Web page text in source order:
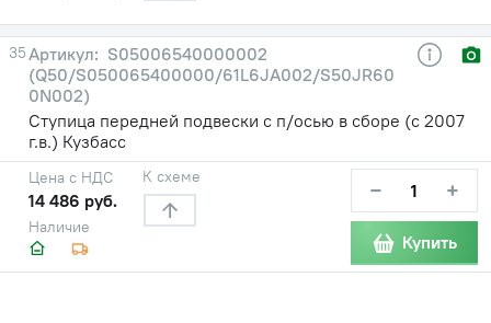
35
S05006540000002
(Q50/S050065400000/61L6JA002/S50JR60
0N002)
Ступица передней подвески с п/осью в сборе (с 2007
г.в.) Кузбасс
Наличие
Цена с НДС
14 486 руб.
К схеме − +
Купить